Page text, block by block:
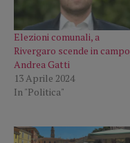
Elezioni comunali, a
Rivergaro scende in campo
Andrea Gatti
13 Aprile 2024
In "Politica"